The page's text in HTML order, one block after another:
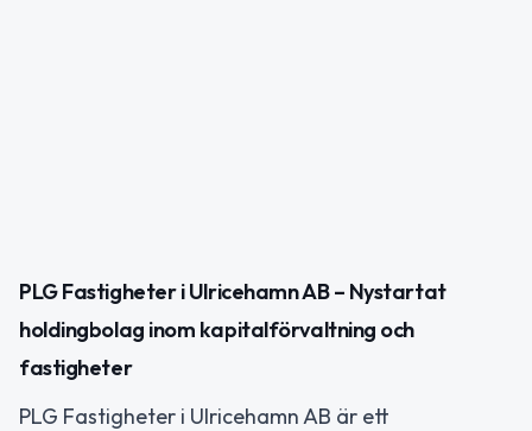
PLG Fastigheter i Ulricehamn AB – Nystartat
holdingbolag inom kapitalförvaltning och
fastigheter
PLG Fastigheter i Ulricehamn AB är ett